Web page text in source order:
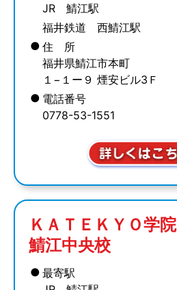
JR 鯖江駅
福井鉄道 西鯖江駅
● 住 所
福井県鯖江市本町
１−１ー９ 煙安ビル3Ｆ
● 電話番号
0778-53-1551
ＫＡＴＥＫＹＯ学院
鯖江中央校
● 最寄駅